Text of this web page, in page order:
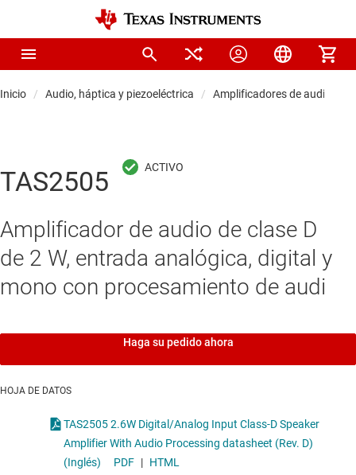
Inicio Audio, háptica y piezoeléctrica Amplificadores de audio
TAS2505
Amplificador de audio de clase D
de 2 W, entrada analógica, digital y
mono con procesamiento de audi
Haga su pedido ahora
HOJA DE DATOS
TAS2505 2.6W Digital/Analog Input Class-D Speaker
Amplifier With Audio Processing datasheet (Rev. D)
(Inglés)
PDF | HTML